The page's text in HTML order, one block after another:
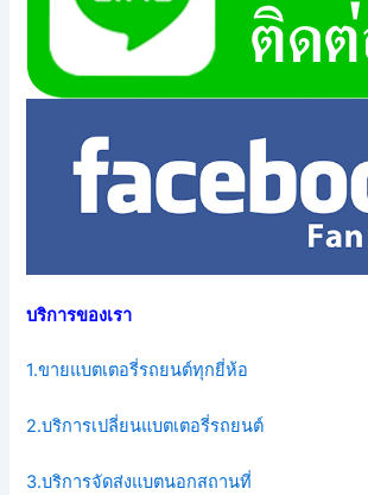
บริการของเรา
1.ขายแบตเตอรี่รถยนต์ทุกยี่ห้อ
2.บริการเปลี่ยนแบตเตอรี่รถยนต์
3.บริการจัดส่งแบตนอกสถานที่